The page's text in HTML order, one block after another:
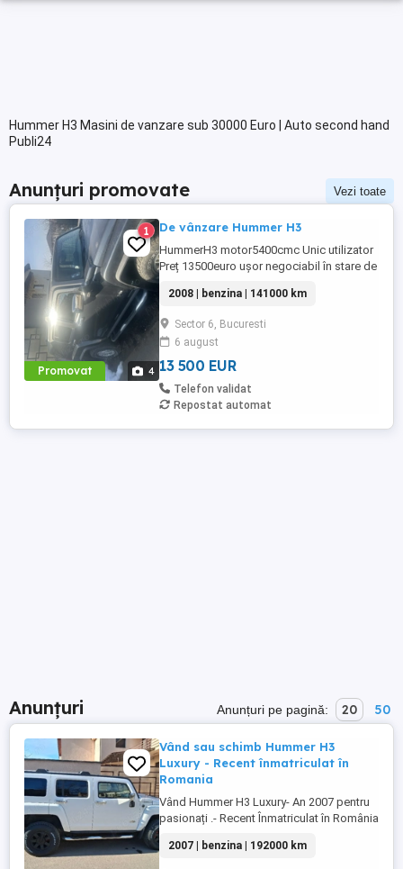
Hummer H3 Masini de vanzare sub 30000 Euro | Auto second hand
Publi24
Anunțuri promovate Vezi toate
Promovat 4
1 De vânzare Hummer H3
HummerH3 motor5400cmc Unic utilizator
Preț 13500euro ușor negociabil în stare de
2008 | benzina | 141000 km
Sector 6, Bucuresti
6 august
13 500 EUR
Telefon validat
Repostat automat
Anunțuri Anunțuri pe pagină: 20 50
Vând sau schimb Hummer H3
Luxury - Recent înmatriculat în
Romania
Vând Hummer H3 Luxury- An 2007 pentru
pasionați .- Recent Înmatriculat în România
,se vinde doar cu transcriere ,accept orice
2007 | benzina | 192000 km